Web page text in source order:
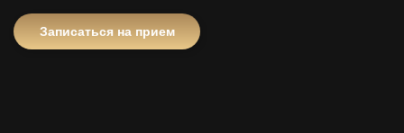
Записаться на прием